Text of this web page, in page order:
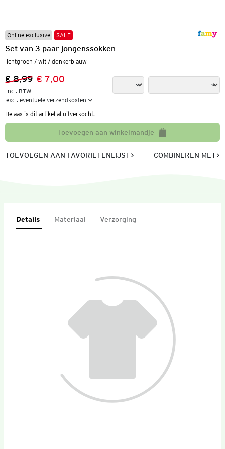
Online exclusive SALE
Set van 3 paar jongenssokken
lichtgroen / wit / donkerblauw
Vorige prijs:
€ 8,99
Nieuwe prijs:
€ 7,00
incl. BTW
excl. eventuele verzendkosten
Helaas is dit artikel al uitverkocht.
Toevoegen aan winkelmandje
TOEVOEGEN AAN FAVORIETENLIJST COMBINEREN MET
Details Materiaal Verzorging